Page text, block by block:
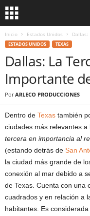
Inicio Estados Unidos Dallas:
ESTADOS UNIDOS TEXAS
Dallas: La
Importante
Por ARLECO PRODUCCIONES
Dentro de Texas también
ciudades más relevantes a
tercera en importancia al
(estando detrás de San
la ciudad más grande de
conexión al mar debido a
de Texas. Cuenta con una
cuadrados y en relación a
habitantes. Es